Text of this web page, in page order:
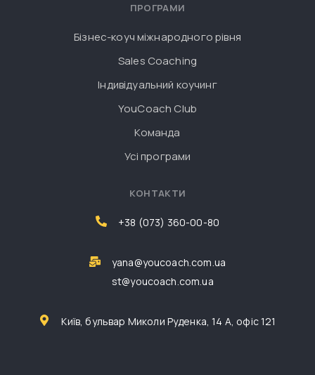
ПРОГРАМИ
Бізнес-коуч міжнародного рівня
Sales Coaching
Індивідуальний коучинг
YouCoach Club
Команда
Усі програми
КОНТАКТИ
+38 (073) 360-00-80
yana@youcoach.com.ua
st@youcoach.com.ua
Київ, бульвар Миколи Руденка, 14 А, офіс 121